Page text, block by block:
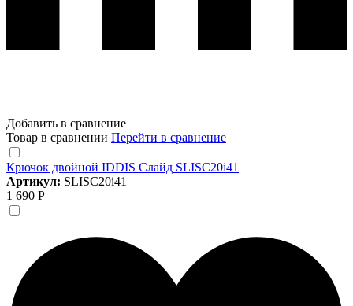
Добавить в сравнение
Товар в сравнении Перейти в сравнение
Крючок двойной IDDIS Слайд SLISC20i41
Артикул: SLISC20i41
1 690 Р